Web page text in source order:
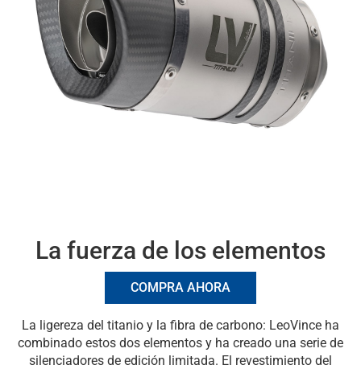
La fuerza de los elementos
COMPRA AHORA
La ligereza del titanio y la fibra de carbono: LeoVince ha
combinado estos dos elementos y ha creado una serie de
silenciadores de edición limitada. El revestimiento del